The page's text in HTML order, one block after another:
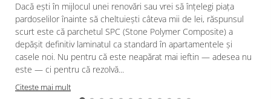
Dacă ești în mijlocul unei renovări sau vrei să înțelegi piața
pardoselilor înainte să cheltuiești câteva mii de lei, răspunsul
scurt este că parchetul SPC (Stone Polymer Composite) a
depășit definitiv laminatul ca standard în apartamentele și
casele noi. Nu pentru că este neapărat mai ieftin — adesea nu
este — ci pentru că rezolvă...
Citeste mai mult